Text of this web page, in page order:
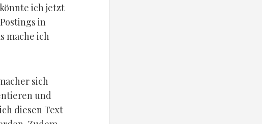
ich jetzt
in
mache ich
sich
und
diesen Text